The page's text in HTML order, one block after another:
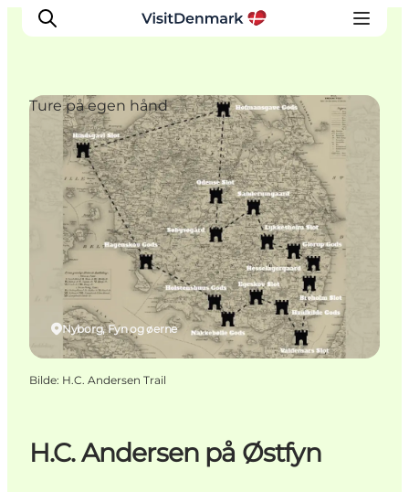
Inspirasjon
Reisemål
Aktiviteter
Overnatting
Planlegg reisen
H.C. Andersen på Østfyn
Nyborg, Fyn og øerne
Ture på egen hånd
Bilde: H.C. Andersen Trail